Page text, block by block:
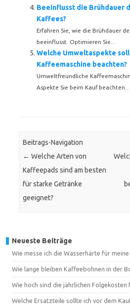
Beeinflusst die Brühdauer
Kaffees?
Erfahren Sie, wie die Brühdauer
beeinflusst. Optimieren Sie...
Welche Umweltaspekte
Kaffeemaschine beachten?
Umweltfreundliche
Aspekte Sie beim Kauf beachten...
Beitrags-Navigation
← Welche Arten von
Kaffeepads sind am besten
für starke Getränke
geeignet?
Neueste Beiträge
Wie messe ich die Wasserhärte für meine
Wie lange bleiben Kaffeebohnen in der
Wie hoch sind die jährlichen Folgekosten
Welche Ersatzteile sollte ich vor dem